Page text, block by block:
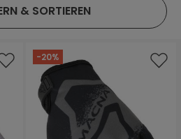
& SORTIEREN
-20%